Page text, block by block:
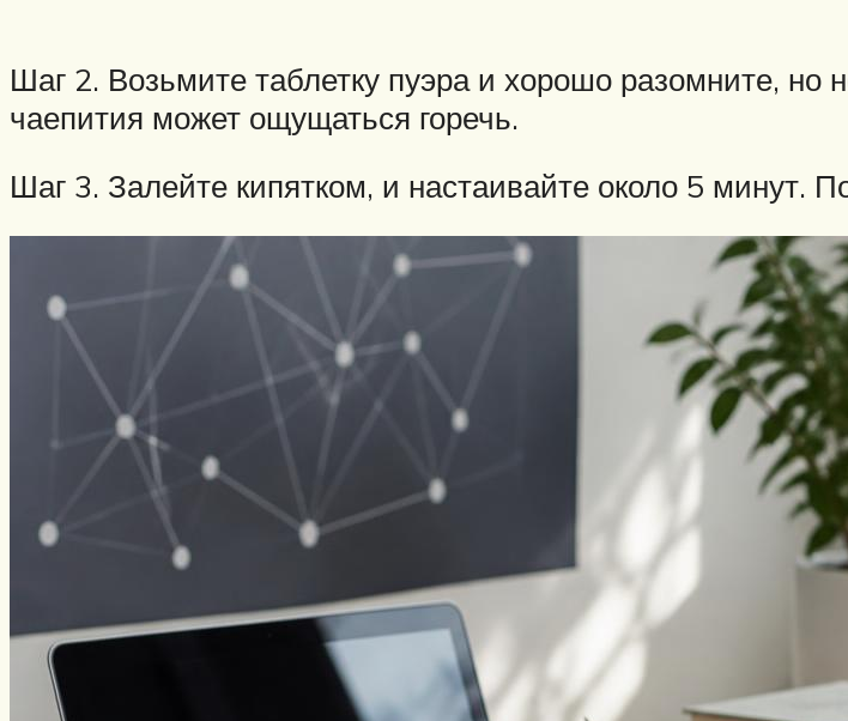
Шаг 2. Возьмите таблетку пуэра и хорошо разомните, но
чаепития может ощущаться горечь.
Шаг 3. Залейте кипятком, и настаивайте около 5 минут.